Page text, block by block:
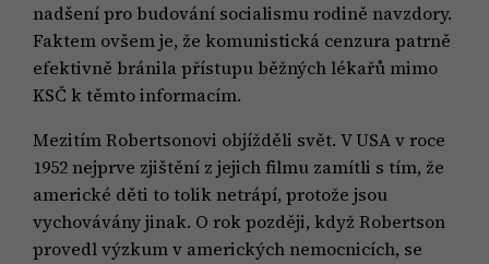
nadšení pro budování socialismu rodině navzdory.
Faktem ovšem je, že komunistická cenzura patrně
efektivně bránila přístupu běžných lékařů mimo
KSČ k těmto informacím.
Mezitím Robertsonovi objížděli svět. V USA v roce
1952 nejprve zjištění z jejich filmu zamítli s tím, že
americké děti to tolik netrápí, protože jsou
vychovávány jinak. O rok později, když Robertson
provedl výzkum v amerických nemocnicích, se